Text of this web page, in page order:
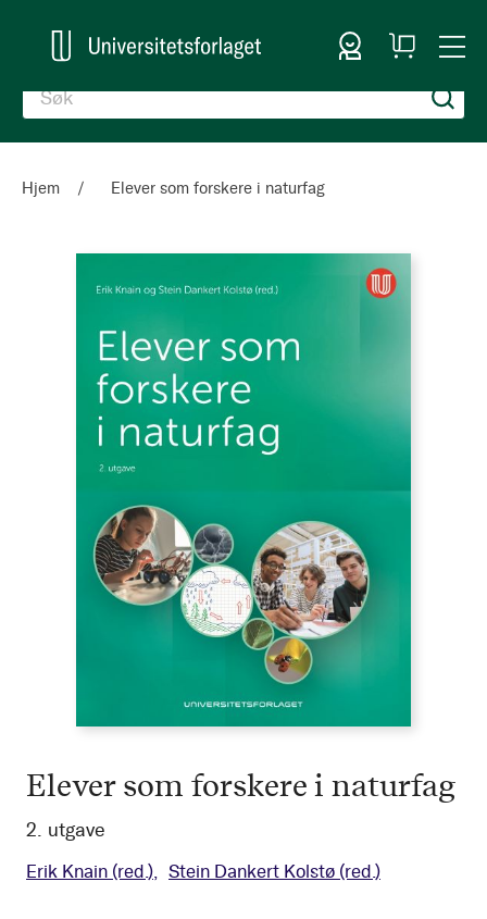
Logg inn
Handlekurv
Hjem Elever som forskere i naturfag
Elever som forskere i naturfag
2. utgave
Erik Knain (red.) Stein Dankert Kolstø (red.)